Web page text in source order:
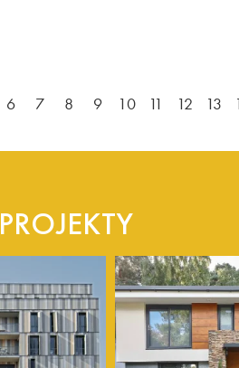
6 7 8 9 10 11 12 13
PROJEKTY